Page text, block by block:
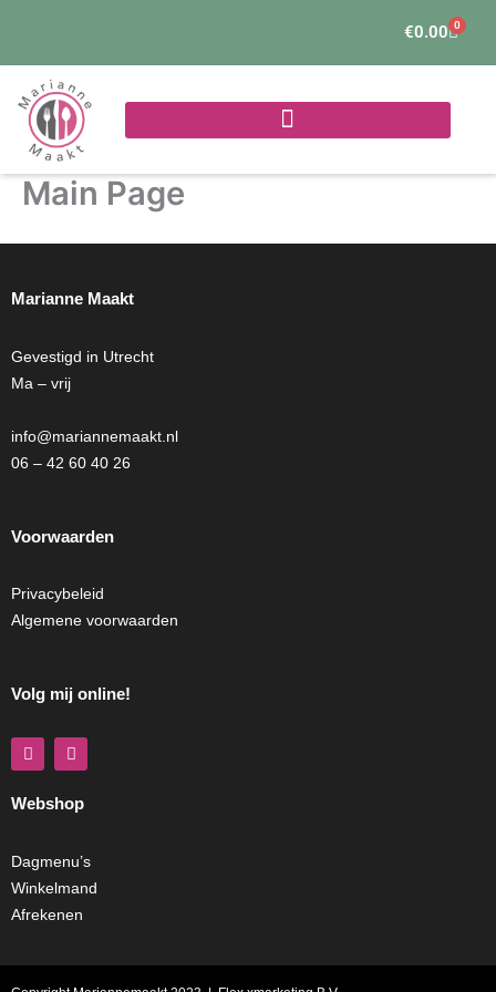
de
inhoud
€0.00 0
Main Page
Marianne Maakt
Gevestigd in Utrecht
Ma – vrij
info@mariannemaakt.nl
06 – 42 60 40 26
Voorwaarden
Privacybeleid
Algemene voorwaarden
Volg mij online!
F
a
c
e
b
k
I
n
s
a
a
Webshop
Dagmenu’s
Winkelmand
Afrekenen